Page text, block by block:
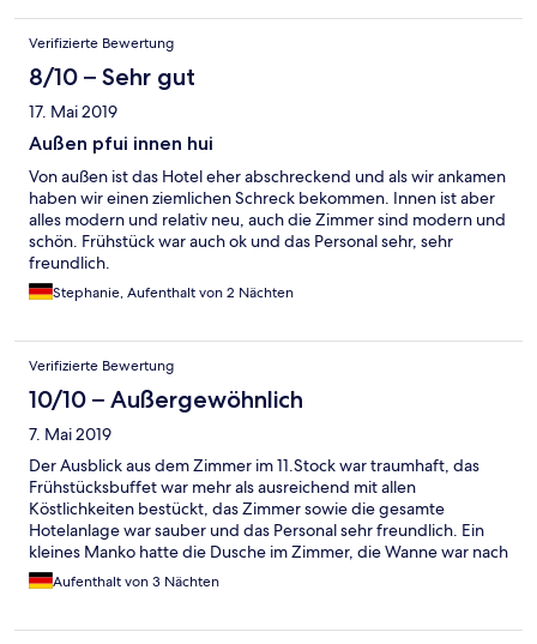
Verifizierte Bewertung
8/10 – Sehr gut
17. Mai 2019
Außen pfui innen hui
Von außen ist das Hotel eher abschreckend und als wir ankamen
haben wir einen ziemlichen Schreck bekommen. Innen ist aber
alles modern und relativ neu, auch die Zimmer sind modern und
schön. Frühstück war auch ok und das Personal sehr, sehr
freundlich.
Stephanie, Aufenthalt von 2 Nächten
Verifizierte Bewertung
10/10 – Außergewöhnlich
7. Mai 2019
Der Ausblick aus dem Zimmer im 11.Stock war traumhaft, das
Frühstücksbuffet war mehr als ausreichend mit allen
Köstlichkeiten bestückt, das Zimmer sowie die gesamte
Hotelanlage war sauber und das Personal sehr freundlich. Ein
kleines Manko hatte die Dusche im Zimmer, die Wanne war nach
kürzester Zeit überfüllt und lief über, sowie auch die Armatur
ließ sich nur schwer auf und zu drehen.
Aufenthalt von 3 Nächten